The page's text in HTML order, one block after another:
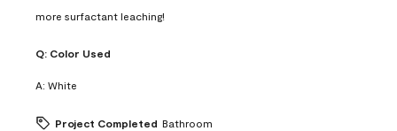
more surfactant leaching!
Q: Color Used
A: White
Project Completed Bathroom